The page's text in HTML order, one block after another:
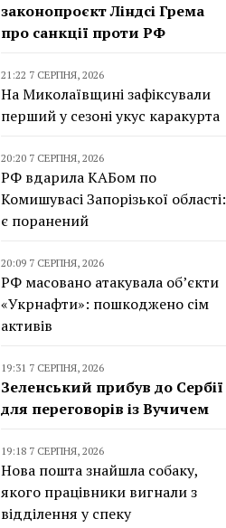
законопроєкт Ліндсі Грема
про санкції проти РФ
21:22 7 СЕРПНЯ, 2026
На Миколаївщині зафіксували
перший у сезоні укус каракурта
20:20 7 СЕРПНЯ, 2026
РФ вдарила КАБом по
Комишувасі Запорізької області:
є поранений
20:09 7 СЕРПНЯ, 2026
РФ масовано атакувала об’єкти
«Укрнафти»: пошкоджено сім
активів
19:31 7 СЕРПНЯ, 2026
Зеленський прибув до Сербії
для переговорів із Вучичем
19:18 7 СЕРПНЯ, 2026
Нова пошта знайшла собаку,
якого працівники вигнали з
відділення у спеку